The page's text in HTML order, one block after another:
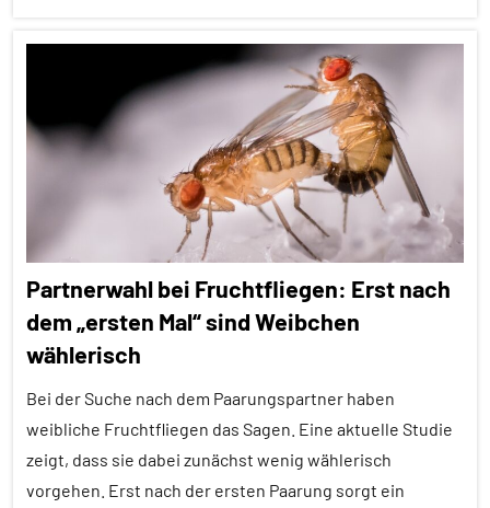
Wirbeltiere
Artikel
Tiergruppen
Brutpflege
aktuell
Fortpflanzung
Sozialverhalten
Partnerwahl bei Fruchtfliegen: Erst nach
dem „ersten Mal“ sind Weibchen
wählerisch
Bei der Suche nach dem Paarungspartner haben
weibliche Fruchtfliegen das Sagen. Eine aktuelle Studie
zeigt, dass sie dabei zunächst wenig wählerisch
vorgehen. Erst nach der ersten Paarung sorgt ein